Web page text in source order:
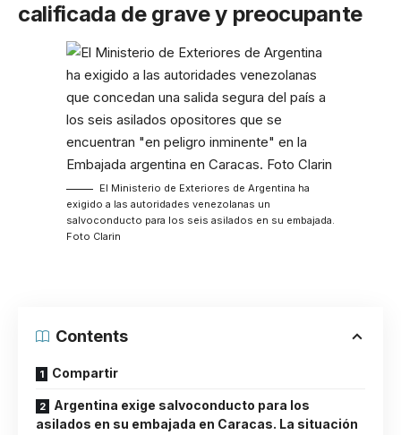
calificada de grave y preocupante
El Ministerio de Exteriores de Argentina ha
exigido a las autoridades venezolanas un
salvoconducto para los seis asilados en su embajada.
Foto Clarin
Contents
Compartir
Argentina exige salvoconducto para los
asilados en su embajada en Caracas. La situación